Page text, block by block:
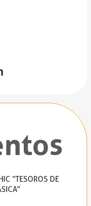
“TESOROS DE